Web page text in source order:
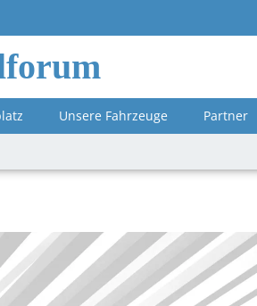
Unsere Fahrzeuge Partner